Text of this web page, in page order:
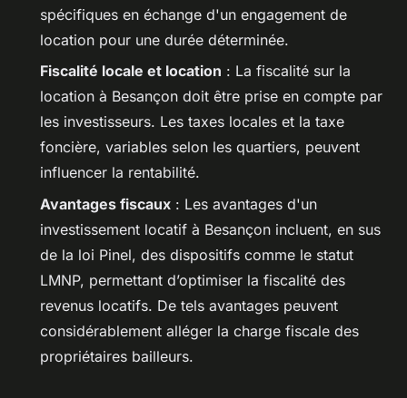
spécifiques en échange d'un engagement de
location pour une durée déterminée.
Fiscalité locale et location : La fiscalité sur la
location à Besançon doit être prise en compte par
les investisseurs. Les taxes locales et la taxe
foncière, variables selon les quartiers, peuvent
influencer la rentabilité.
Avantages fiscaux : Les avantages d'un
investissement locatif à Besançon incluent, en sus
de la loi Pinel, des dispositifs comme le statut
LMNP, permettant d’optimiser la fiscalité des
revenus locatifs. De tels avantages peuvent
considérablement alléger la charge fiscale des
propriétaires bailleurs.